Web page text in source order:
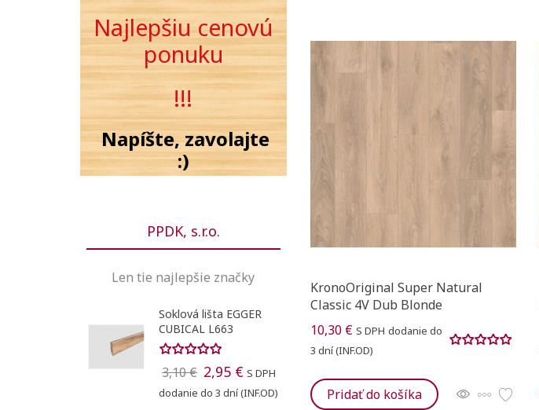
Najlepšiu cenovú
ponuku
!!!
Napíšte, zavolajte
:)
PPDK, s.r.o.
Len tie najlepšie značky
Soklová lišta EGGER
CUBICAL L663
3,10 € 2,95 € S DPH
dodanie do 3 dní (INF.OD)
KronoOriginal Super Natural
Classic 4V Dub Blonde
10,30 € S DPH dodanie do
3 dní (INF.OD)
Pridať do košíka